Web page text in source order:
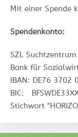
Mit einer Spende
Spendenkonto:
SZL Suchtzentrum
Bank für
IBAN: DE76 3702
BIC:
Stichwort